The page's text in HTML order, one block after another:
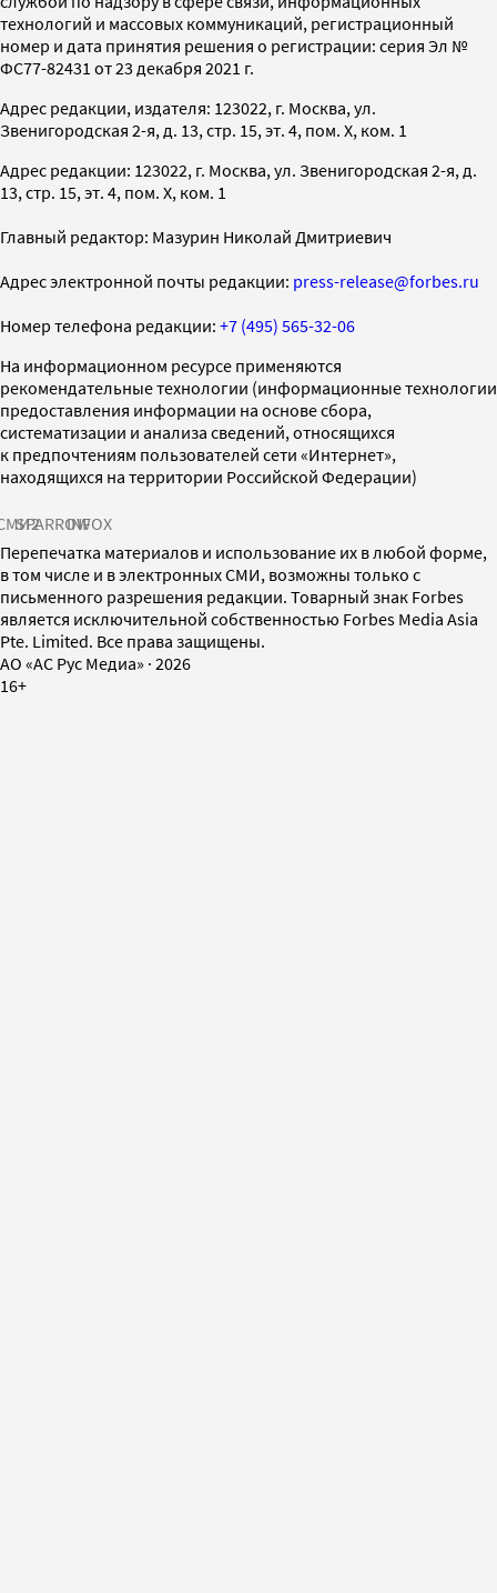
технологий и массовых коммуникаций, регистрационный
номер и дата принятия решения о регистрации: серия Эл №
ФС77-82431 от 23 декабря 2021 г.
Адрес редакции, издателя: 123022, г. Москва, ул.
Звенигородская 2-я, д. 13, стр. 15, эт. 4, пом. X, ком. 1
Адрес редакции: 123022, г. Москва, ул. Звенигородская 2-я, д.
13, стр. 15, эт. 4, пом. X, ком. 1
Главный редактор: Мазурин Николай Дмитриевич
Адрес электронной почты редакции: press-release@forbes.ru
Номер телефона редакции: +7 (495) 565-32-06
На информационном ресурсе применяются
рекомендательные технологии (информационные технологии
предоставления информации на основе сбора,
систематизации и анализа сведений, относящихся
к предпочтениям пользователей сети «Интернет»,
находящихся на территории Российской Федерации)
SPARROWINFOX
Перепечатка материалов и использование их в любой форме,
в том числе и в электронных СМИ, возможны только с
письменного разрешения редакции. Товарный знак Forbes
является исключительной собственностью Forbes Media Asia
Pte. Limited. Все права защищены.
AO «АС Рус Медиа» · 2026
16+